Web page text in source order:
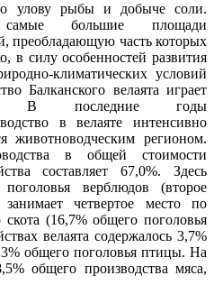
улову рыбы и добыче соли.
самые большие площади
преобладающую часть которых
в силу особенностей развития
климатических условий
Балканского велаята играет
В последние годы
в велаяте интенсивно
животноводческим регионом.
в общей стоимости
составляет 67,0%. Здесь
верблюдов (второе
четвертое место по
(16,7% общего поголовья
велаята содержалось 3,7%
общего поголовья птицы. На
общего производства мяса,